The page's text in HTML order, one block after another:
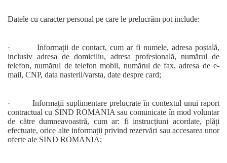
Datele cu caracter personal pe care le prelucrăm pot include:
· Informații de contact, cum ar fi numele, adresa poștală,
inclusiv adresa de domiciliu, adresa profesională, numărul de
telefon, numărul de telefon mobil, numărul de fax, adresa de e-
mail, CNP, data nasterii/varsta, date despre card;
· Informații suplimentare prelucrate în contextul unui raport
contractual cu SIND ROMANIA sau comunicate în mod voluntar
de către dumneavoastră, cum ar: fi instrucțiuni acordate, plăți
efectuate, orice alte informații privind rezervări sau accesarea unor
oferte ale SIND ROMANIA;